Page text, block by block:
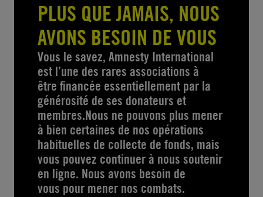
PLUS QUE JAMAIS, NOUS
AVONS BESOIN DE VOUS
Vous le savez, Amnesty International
est l’une des rares associations à
être financée essentiellement par la
générosité de ses donateurs et
membres.Nous ne pouvons plus mener
à bien certaines de nos opérations
habituelles de collecte de fonds, mais
vous pouvez continuer à nous soutenir
en ligne. Nous avons besoin de
vous pour mener nos combats.